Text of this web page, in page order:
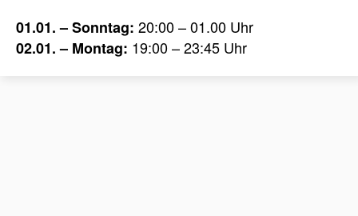
01.01. – Sonntag: 20:00 – 01.00 Uhr
02.01. – Montag: 19:00 – 23:45 Uhr